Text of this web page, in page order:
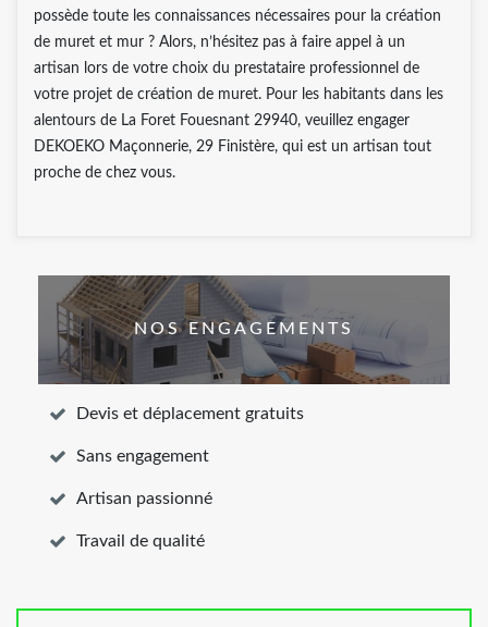
possède toute les connaissances nécessaires pour la création
de muret et mur ? Alors, n’hésitez pas à faire appel à un
artisan lors de votre choix du prestataire professionnel de
votre projet de création de muret. Pour les habitants dans les
alentours de La Foret Fouesnant 29940, veuillez engager
DEKOEKO Maçonnerie, 29 Finistère, qui est un artisan tout
proche de chez vous.
NOS ENGAGEMENTS
Devis et déplacement gratuits
Sans engagement
Artisan passionné
Travail de qualité